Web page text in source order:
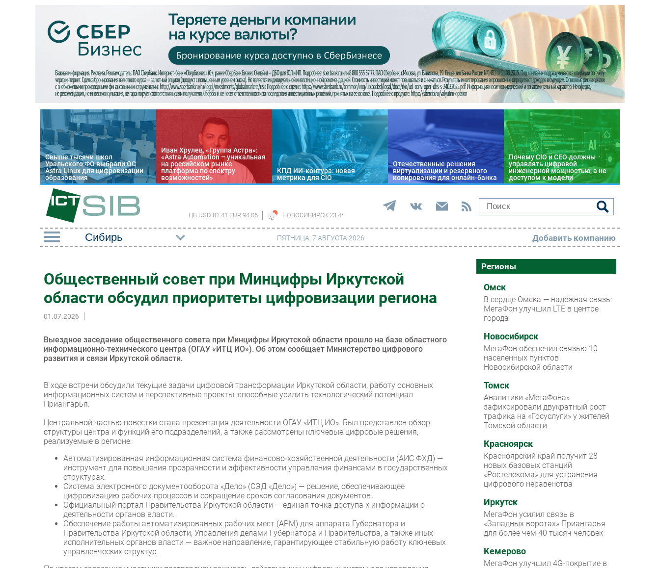
Свыше тысячи школ
Уральского ФО выбрали ОС
Astra Linux для цифровизации
образования
Иван Хрулев, «Группа Астра»:
«Astra Automation – уникальная
на российском рынке
платформа по спектру
возможностей»
КПД ИИ-контура: новая
метрика для CIO
Отечественные решения
виртуализации и резервного
копирования для онлайн-банка
Почему CIO и CEO должны
управлять цифровой
инженерной мощностью, а не
доступом к модели
ЦБ USD 81.41 EUR 94.06 НОВОСИБИРСК 23.4°
Импорто­замещение
Автоматизация
Промышленности
Мобильная связь
Фиксированная связь
Рынок ПК
Маркетинг
Торговые сети
ПО
Outsourcing
Регулирование
Финансы
Web
Инновации
CIO/Управление ИТ
Здоровье
РАЗДЕЛЫ
Новости
Аналитика
Интервью
Мероприятия
Проекты
IT класс
Тестовый стенд
Каталог компаний
ПЯТНИЦА, 7 АВГУСТА 2026 Добавить компанию
Общественный совет при Минцифры Иркутской
области обсудил приоритеты цифровизации региона
01.07.2026
Выездное заседание общественного совета при Минцифры Иркутской области прошло на базе областного
информационно-технического центра (ОГАУ «ИТЦ ИО»). Об этом сообщает Министерство цифрового
развития и связи Иркутской области.
В ходе встречи обсудили текущие задачи цифровой трансформации Иркутской области, работу основных
информационных систем и перспективные проекты, способные усилить технологический потенциал
Приангарья.
Центральной частью повестки стала презентация деятельности ОГАУ «ИТЦ ИО». Был представлен обзор
структуры центра и функций его подразделений, а также рассмотрены ключевые цифровые решения,
реализуемые в регионе:
Автоматизированная информационная система финансово‑хозяйственной деятельности (АИС ФХД) —
инструмент для повышения прозрачности и эффективности управления финансами в государственных
структурах.
Система электронного документооборота «Дело» (СЭД «Дело») — решение, обеспечивающее
цифровизацию рабочих процессов и сокращение сроков согласования документов.
Официальный портал Правительства Иркутской области — единая точка доступа к информации о
деятельности органов власти.
Обеспечение работы автоматизированных рабочих мест (АРМ) для аппарата Губернатора и
Правительства Иркутской области, Управления делами Губернатора и Правительства, а также иных
исполнительных органов власти — важное направление, гарантирующее стабильную работу ключевых
управленческих структур.
Регионы
Омск
В сердце Омска — надёжная связь:
МегаФон улучшил LTE в центре
города
Новосибирск
МегаФон обеспечил связью 10
населенных пунктов
Новосибирской области
Томск
Аналитики «МегаФона»
зафиксировали двукратный рост
трафика на «Госуслуги» у жителей
Томской области
Красноярск
Красноярский край получит 28
новых базовых станций
«Ростелекома» для устранения
цифрового неравенства
Иркутск
МегаФон усилил связь в
«Западных воротах» Приангарья
для более чем 40 тысяч человек
Кемерово
МегаФон улучшил 4G-покрытие в